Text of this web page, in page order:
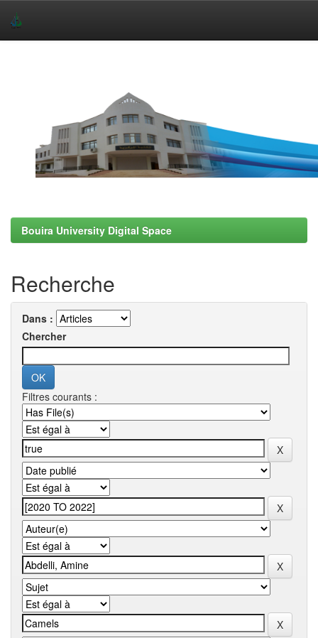
Bouira University Digital Space
Recherche
Dans :
Chercher
Filtres courants :